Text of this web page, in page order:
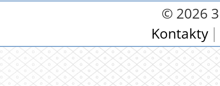
© 2026
Kontakty